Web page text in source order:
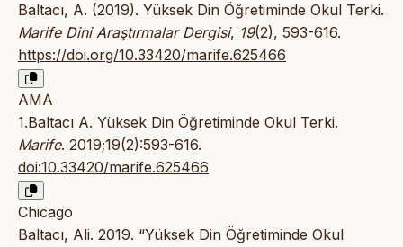
Baltacı, A. (2019). Yüksek Din Öğretiminde Okul Terki.
Marife Dini Araştırmalar Dergisi, 19(2), 593-616.
https://doi.org/10.33420/marife.625466
AMA
1.Baltacı A. Yüksek Din Öğretiminde Okul Terki.
Marife. 2019;19(2):593-616.
doi:10.33420/marife.625466
Chicago
Baltacı, Ali. 2019. “Yüksek Din Öğretiminde Okul